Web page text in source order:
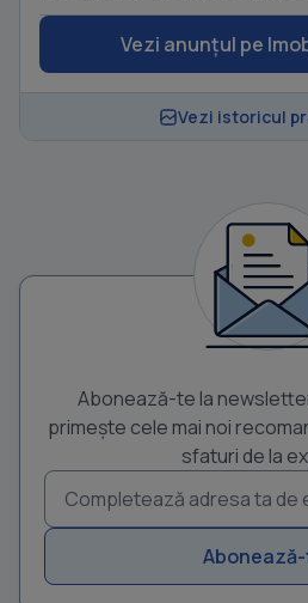
Vezi anunțul pe
Vezi istoricul
Abonează-te la
primește cele mai noi
sfaturi de la